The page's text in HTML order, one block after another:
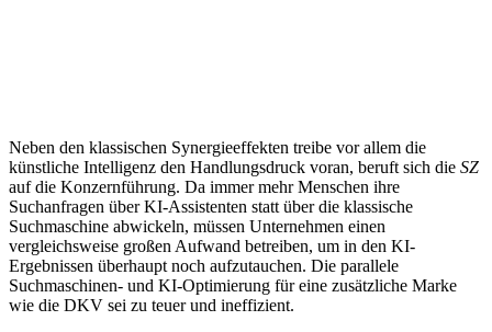
Neben den klassischen Synergieeffekten treibe vor allem die
künstliche Intelligenz den Handlungsdruck voran, beruft sich die SZ
auf die Konzernführung. Da immer mehr Menschen ihre
Suchanfragen über KI-Assistenten statt über die klassische
Suchmaschine abwickeln, müssen Unternehmen einen
vergleichsweise großen Aufwand betreiben, um in den KI-
Ergebnissen überhaupt noch aufzutauchen. Die parallele
Suchmaschinen- und KI-Optimierung für eine zusätzliche Marke
wie die DKV sei zu teuer und ineffizient.